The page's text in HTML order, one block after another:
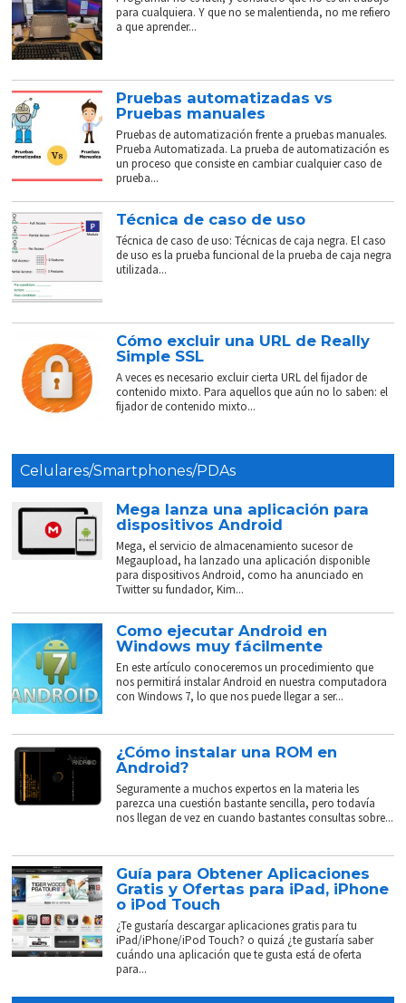
para cualquiera. Y que no se malentienda, no me refiero
a que aprender...
Pruebas automatizadas vs
Pruebas manuales
Pruebas de automatización frente a pruebas manuales.
Prueba Automatizada. La prueba de automatización es
un proceso que consiste en cambiar cualquier caso de
prueba...
Técnica de caso de uso
Técnica de caso de uso: Técnicas de caja negra. El caso
de uso es la prueba funcional de la prueba de caja negra
utilizada...
Cómo excluir una URL de Really
Simple SSL
A veces es necesario excluir cierta URL del fijador de
contenido mixto. Para aquellos que aún no lo saben: el
fijador de contenido mixto...
Celulares/Smartphones/PDAs
Mega lanza una aplicación para
dispositivos Android
Mega, el servicio de almacenamiento sucesor de
Megaupload, ha lanzado una aplicación disponible
para dispositivos Android, como ha anunciado en
Twitter su fundador, Kim...
Como ejecutar Android en
Windows muy fácilmente
En este artículo conoceremos un procedimiento que
nos permitirá instalar Android en nuestra computadora
con Windows 7, lo que nos puede llegar a ser...
¿Cómo instalar una ROM en
Android?
Seguramente a muchos expertos en la materia les
parezca una cuestión bastante sencilla, pero todavía
nos llegan de vez en cuando bastantes consultas sobre...
Guía para Obtener Aplicaciones
Gratis y Ofertas para iPad, iPhone
o iPod Touch
¿Te gustaría descargar aplicaciones gratis para tu
iPad/iPhone/iPod Touch? o quizá ¿te gustaría saber
cuándo una aplicación que te gusta está de oferta
para...